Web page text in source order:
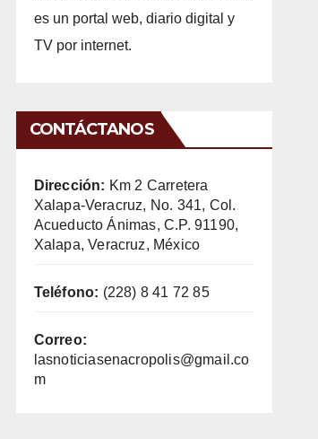
es un portal web, diario digital y
TV por internet.
CONTÁCTANOS
Dirección: Km 2 Carretera
Xalapa-Veracruz, No. 341, Col.
Acueducto Ánimas, C.P. 91190,
Xalapa, Veracruz, México
Teléfono: (228) 8 41 72 85
Correo:
lasnoticiasenacropolis@gmail.co
m